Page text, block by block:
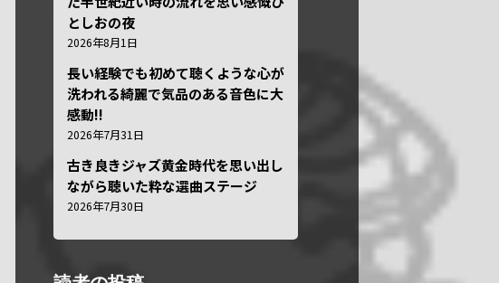
としおの夜
2026年8月1日
長い経験でも初めて聴くような心が
洗われる綺麗で気品のある音色に大
感動!!
2026年7月31日
古き良きジャズ黄金時代を思い出し
ながら聴いた粋な選曲ステージ
2026年7月30日